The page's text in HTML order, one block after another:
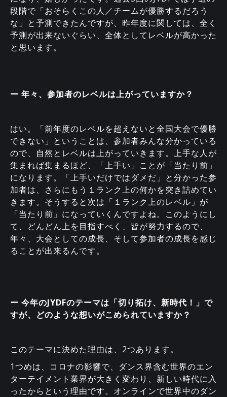
段階で「おそらくこの人／チームが優勝するだろう
な」と予測できたんですが、昨年度に関しては、全く
予測が出来ないぐらい、全体としてレベルが高かった
と思います。
ー 年々、参加者のレベルは上がっていますか？
はい。「前年度のレベルを超えないと全国大会で優勝
できない」ということは、参加者みんな分かっている
ので、自然とレベルは上がっていきます。上手な人が
集まれば集まるほど、「上手い」ことが「当たり前」
になります。「上手いだけではダメだ」と分かった参
加者は、さらにもう１ランク上の何かを突き詰めてい
きます。そうすると次は「１ランク上のレベル」が
「当たり前」になっていくんですよね。このようにし
て、どんどん上を目指すべく、皆が努力するので、
年々、大会としての成長、そして参加者の成長を感じ
ることが出来るんです。
ー 今年のJYDFのテーマは「切り拓け、新時代！」で
すが、どのような想いがこめられていますか？
このテーマに決めた理由は、2つあります。
1つめは、コロナの影響で、ダンス界含む世界のエン
ターテイメント業界が大きく変わり、新しい時代に入
ったからという理由です。オンラインで世界中のダン